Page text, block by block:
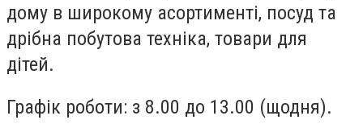
дому в широкому асортименті, посуд та
дрібна побутова техніка, товари для
дітей.
Графік роботи: з 8.00 до 13.00 (щодня).